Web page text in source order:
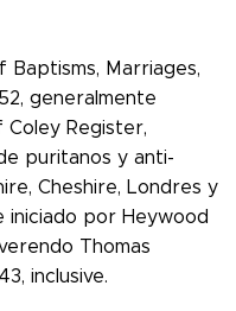
Marriages,
generalmente
Register,
puritanos y anti-
Cheshire, Londres y
iniciado por Heywood
Thomas
inclusive.